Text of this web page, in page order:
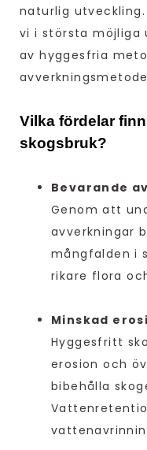
naturlig
vi i största möjliga
av hyggesfria
Vilka fördelar
skogsbruk?
Bevarande
Genom att
avverkningar
mångfalden i
rikare flora
Minskad
Hyggesfritt
erosion och
bibehålla